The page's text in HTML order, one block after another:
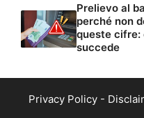
Prelievo al
perché non
queste cifre:
succede
Privacy Policy -